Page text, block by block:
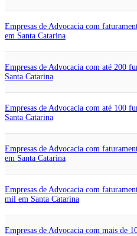
Empresas de Advocacia com
em Santa Catarina
Empresas de Advocacia com até 200
Santa Catarina
Empresas de Advocacia com até 100
Santa Catarina
Empresas de Advocacia com
em Santa Catarina
Empresas de Advocacia com
mil em Santa Catarina
Empresas de Advocacia com mais de